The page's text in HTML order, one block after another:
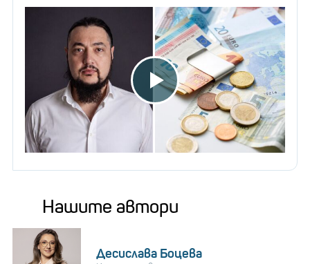
Нашите автори
Десислава Боцева